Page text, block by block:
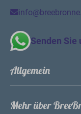
Senden
Allgemein
Mehr über